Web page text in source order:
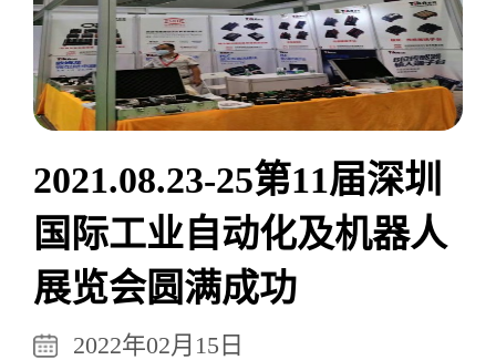
2021.08.23-25第11届深圳
国际工业自动化及机器人
展览会圆满成功
2022年02月15日